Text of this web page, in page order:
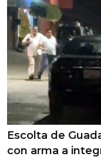
Escolta de
con arma a